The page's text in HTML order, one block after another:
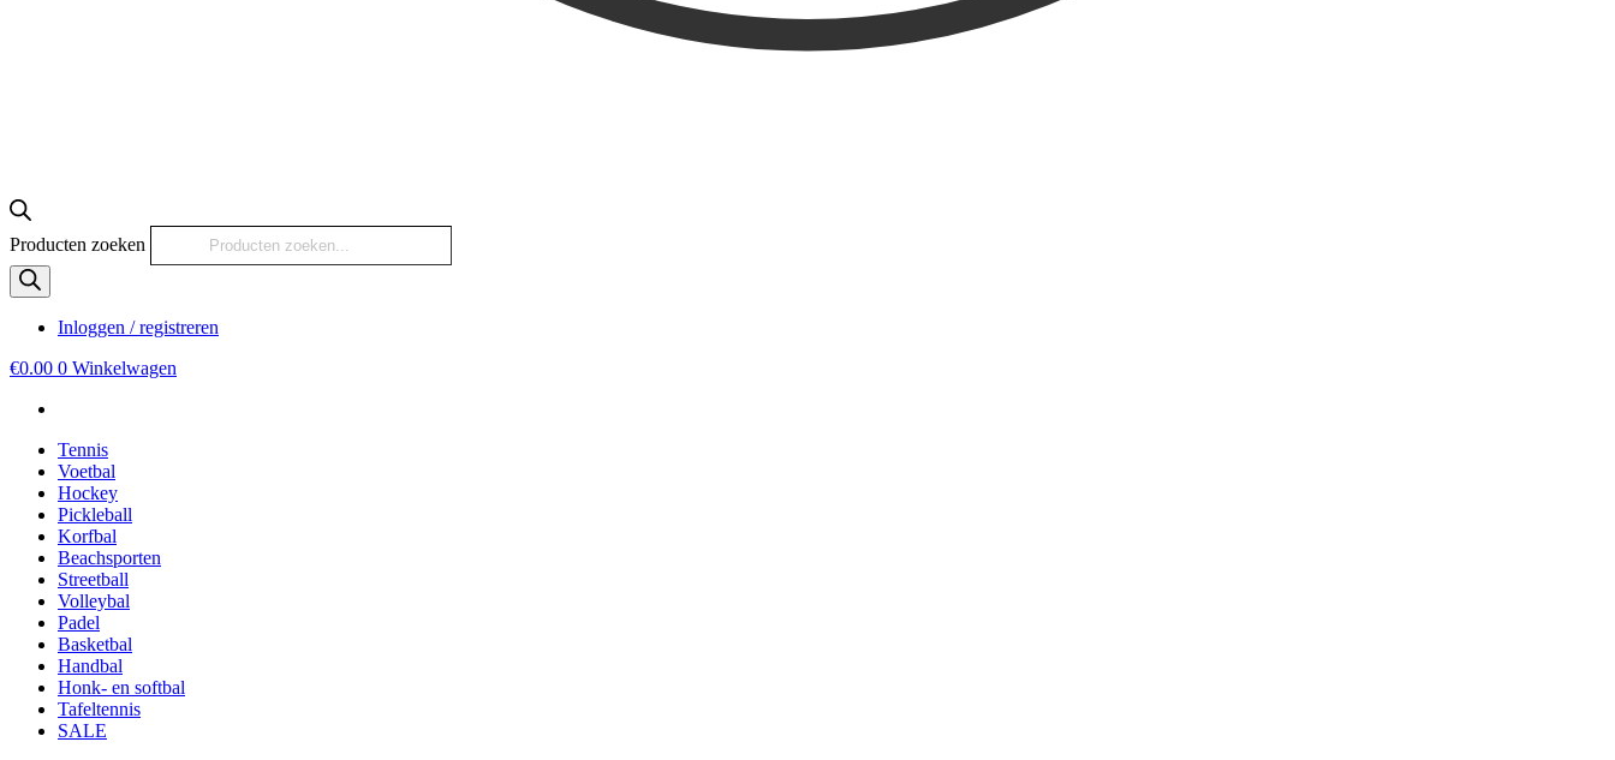
Producten zoeken
Inloggen / registreren
€0.00 0 Winkelwagen
Tennis
Voetbal
Hockey
Pickleball
Korfbal
Beachsporten
Streetball
Volleybal
Padel
Basketbal
Handbal
Honk- en softbal
Tafeltennis
SALE